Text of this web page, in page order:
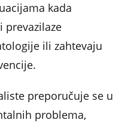
kada
ili zahtevaju
preporučuje se u
problema,